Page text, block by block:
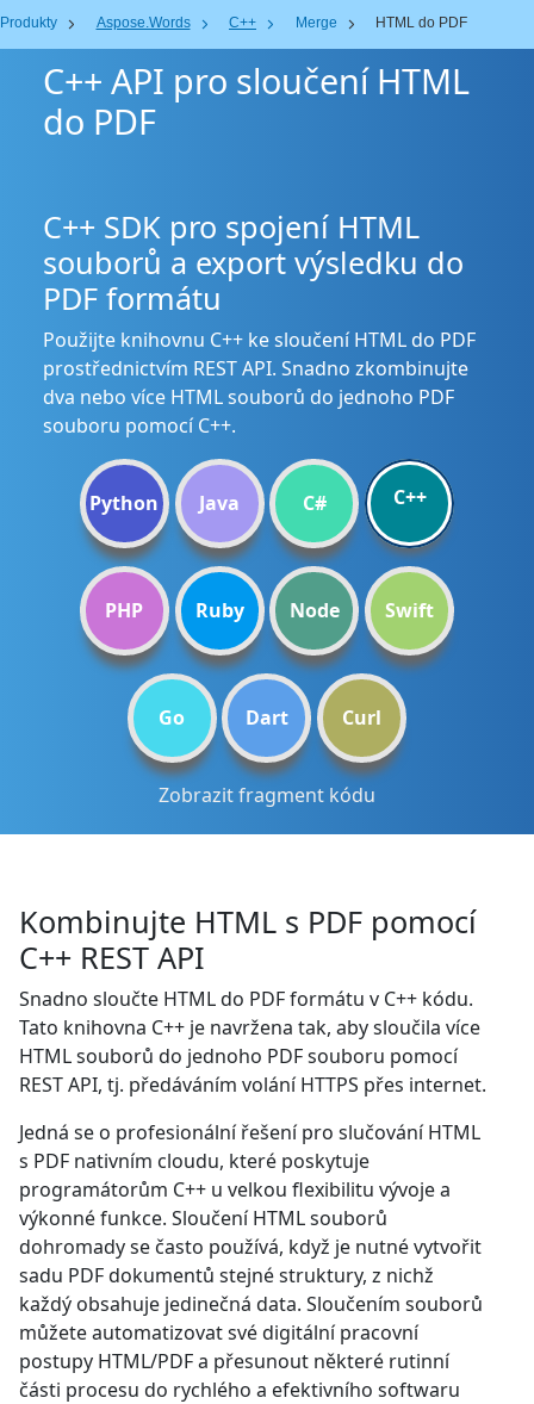
Produkty Aspose.Words C++ Merge HTML do PDF
C++ API pro sloučení HTML
do PDF
C++ SDK pro spojení HTML
souborů a export výsledku do
PDF formátu
Použijte knihovnu C++ ke sloučení HTML do PDF
prostřednictvím REST API. Snadno zkombinujte
dva nebo více HTML souborů do jednoho PDF
souboru pomocí C++.
Python Java C# C++
PHP Ruby Node Swift
Go Dart Curl
Zobrazit fragment kódu
Kombinujte HTML s PDF pomocí
C++ REST API
Snadno sloučte HTML do PDF formátu v C++ kódu.
Tato knihovna C++ je navržena tak, aby sloučila více
HTML souborů do jednoho PDF souboru pomocí
REST API, tj. předáváním volání HTTPS přes internet.
Jedná se o profesionální řešení pro slučování HTML
s PDF nativním cloudu, které poskytuje
programátorům C++ u velkou flexibilitu vývoje a
výkonné funkce. Sloučení HTML souborů
dohromady se často používá, když je nutné vytvořit
sadu PDF dokumentů stejné struktury, z nichž
každý obsahuje jedinečná data. Sloučením souborů
můžete automatizovat své digitální pracovní
postupy HTML/PDF a přesunout některé rutinní
části procesu do rychlého a efektivního softwaru